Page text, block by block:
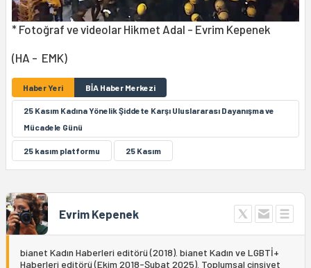
* Fotoğraf ve videolar Hikmet Adal - Evrim Kepenek
(HA - EMK)
Haber Yeri BİA Haber Merkezi
25 Kasım Kadına Yönelik Şiddete Karşı Uluslararası Dayanışma ve
Mücadele Günü
25 kasım platformu 25 Kasım
Evrim Kepenek
bianet Kadın Haberleri editörü (2018). bianet Kadın ve LGBTİ+
Haberleri editörü (Ekim 2018-Şubat 2025). Toplumsal cinsiyet